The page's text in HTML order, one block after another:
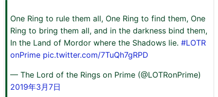
One Ring to rule them all, One Ring to find them, One
Ring to bring them all, and in the darkness bind them,
In the Land of Mordor where the Shadows lie. #LOTR
onPrime pic.twitter.com/7TuQh7gRPD
— The Lord of the Rings on Prime (@LOTRonPrime)
2019年3月7日